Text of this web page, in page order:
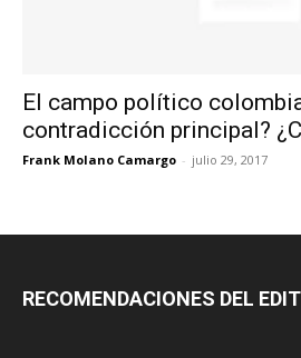
El campo político
contradicción principal?
Frank Molano Camargo - julio 29, 2017
RECOMENDACIONES DEL